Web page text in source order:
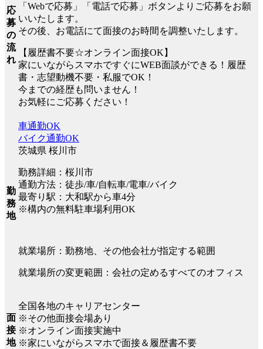
応
募
の
流
れ
「Webで応募」「電話で応募」ボタンよりご応募をお願
いいたします。
その後、お電話にて面接のお時間を調整いたします。
【履歴書不要☆オンライン面接OK】
家にいながらスマホですぐにWEB面談ができる！履歴
書・志望動機不要・私服でOK！
今までの経歴も問いません！
お気軽にご応募ください！
勤
務
地
車通勤OK
バイク通勤OK
茨城県 桜川市
勤務詳細：桜川市
通勤方法：徒歩/車/自転車/電車/バイク
最寄り駅：大和駅から車4分
※構内の無料駐車場利用OK
就業場所：勤務地、その他会社が指定する範囲
就業場所の変更範囲：会社の定めるすべてのオフィス
面
接
地
全国各地のキャリアセンター
※その他面接会場あり
※オンライン面接実施中
※家にいながらスマホで面接＆履歴書不要